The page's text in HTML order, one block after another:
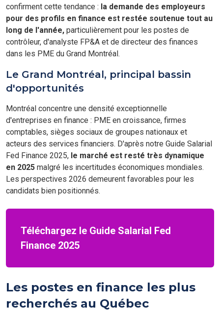
confirment cette tendance : la demande des employeurs
pour des profils en finance est restée soutenue tout au
long de l'année, particulièrement pour les postes de
contrôleur, d'analyste FP&A et de directeur des finances
dans les PME du Grand Montréal.
Le Grand Montréal, principal bassin
d'opportunités
Montréal concentre une densité exceptionnelle
d'entreprises en finance : PME en croissance, firmes
comptables, sièges sociaux de groupes nationaux et
acteurs des services financiers. D'après notre Guide Salarial
Fed Finance 2025, le marché est resté très dynamique
en 2025 malgré les incertitudes économiques mondiales.
Les perspectives 2026 demeurent favorables pour les
candidats bien positionnés.
Téléchargez le Guide Salarial Fed
Finance 2025
Les postes en finance les plus
recherchés au Québec